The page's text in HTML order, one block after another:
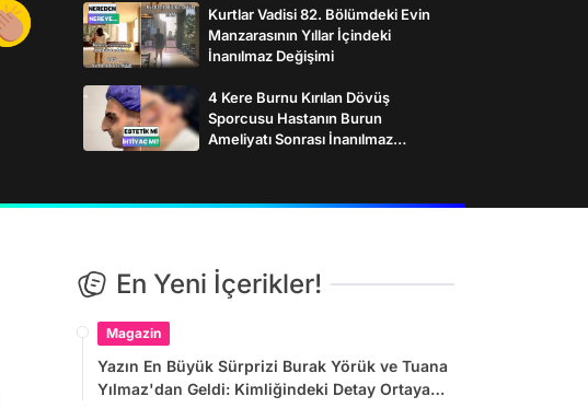
Kurtlar Vadisi 82. Bölümdeki Evin
Manzarasının Yıllar İçindeki
İnanılmaz Değişimi
4 Kere Burnu Kırılan Dövüş
Sporcusu Hastanın Burun
Ameliyatı Sonrası İnanılmaz
En Yeni İçerikler!
Magazin
Yazın En Büyük Sürprizi Burak Yörük ve Tuana
Yılmaz'dan Geldi: Kimliğindeki Detay Ortaya